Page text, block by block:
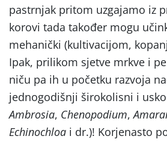
pastrnjak pritom uzgajamo iz
korovi tada također mogu
mehanički (kultivacijom,
Ipak, prilikom sjetve mrkve i
niču pa ih u početku razvoja
jednogodišnji širokolisni i
Ambrosia, Chenopodium,
Echinochloa i dr.)! Korjenasto